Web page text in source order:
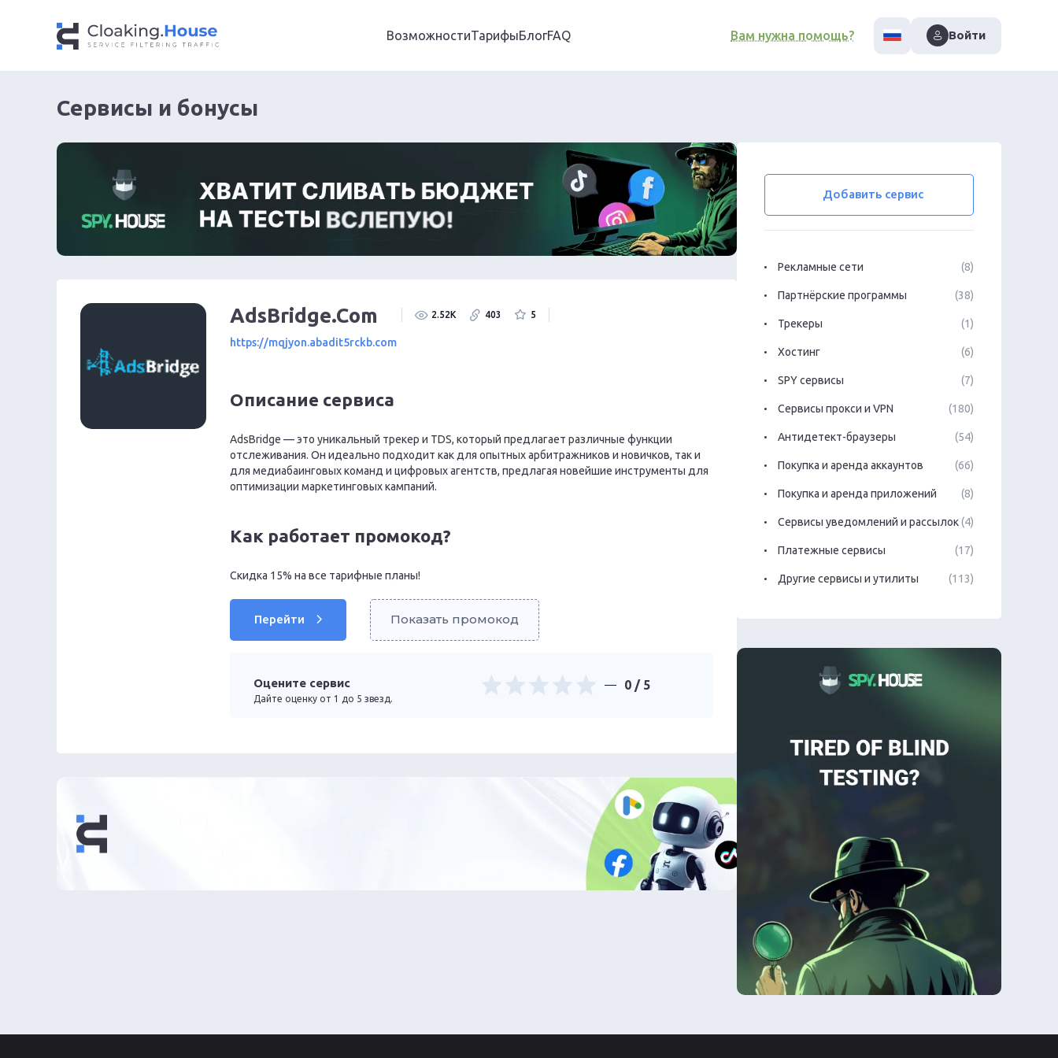
ВозможностиТарифыБлогFAQ Вам нужна помощь? Войти
Сервисы и бонусы
https://mqjyon.abadit5rckb.com
AdsBridge.Com 2.52K 403 5
Описание сервиса
AdsBridge — это уникальный трекер и TDS, который предлагает различные функции
отслеживания. Он идеально подходит как для опытных арбитражников и новичков, так и
для медиабаинговых команд и цифровых агентств, предлагая новейшие инструменты для
оптимизации маркетинговых кампаний.
Как работает промокод?
Скидка 15% на все тарифные планы!
Перейти Показать промокод
Оцените сервис
Дайте оценку от 1 до 5 звезд.
0 / 5
Добавить сервис
Рекламные сети (8)
Партнёрские программы (38)
Трекеры (1)
Хостинг (6)
SPY сервисы (7)
Сервисы прокси и VPN (180)
Антидетект-браузеры (54)
Покупка и аренда аккаунтов (66)
Покупка и аренда приложений (8)
Сервисы уведомлений и рассылок(4)
Платежные сервисы (17)
Другие сервисы и утилиты (113)